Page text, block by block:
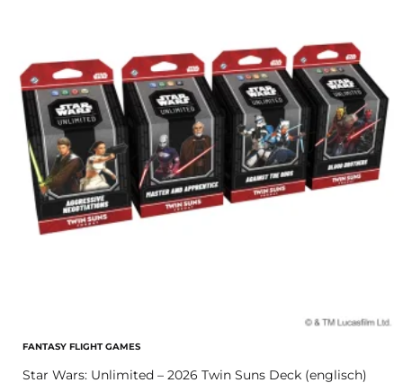
FANTASY FLIGHT GAMES
Star Wars: Unlimited – 2026 Twin Suns Deck (englisch)